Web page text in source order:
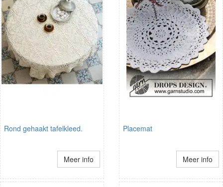
Rond gehaakt tafelkleed.
Meer info
Placemat
Meer info